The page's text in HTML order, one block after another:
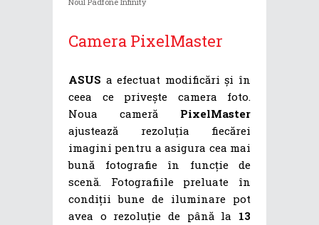
Camera PixelMaster
ASUS a efectuat modificări și în
ceea ce privește camera foto.
Noua cameră PixelMaster
ajustează rezoluția fiecărei
imagini pentru a asigura cea mai
bună fotografie în funcție de
scenă. Fotografiile preluate în
condiții bune de iluminare pot
avea o rezoluție de până la 13